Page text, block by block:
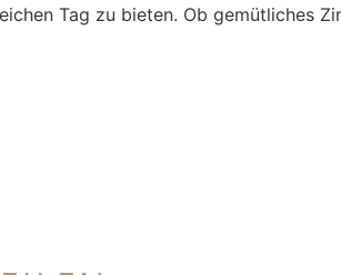
Tag zu bieten. Ob gemütliches